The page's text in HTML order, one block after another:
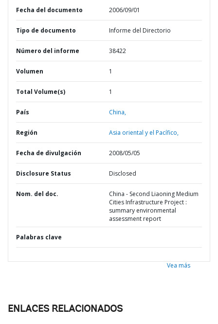
Fecha del documento 2006/09/01
Tipo de documento Informe del Directorio
Número del informe 38422
Volumen 1
Total Volume(s) 1
País China,
Región Asia oriental y el Pacífico,
Fecha de divulgación 2008/05/05
Disclosure Status Disclosed
Nom. del doc.
China - Second Liaoning Medium
Cities Infrastructure Project :
summary environmental
assessment report
Palabras clave
Vea más
ENLACES RELACIONADOS